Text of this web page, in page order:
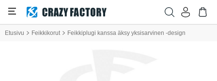
Etusivu Feikkikorut Feikkiplugi kanssa äksy yksisarvinen -design